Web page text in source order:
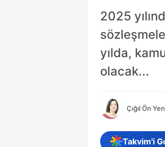
2025
yılda,
olacak...
Çığıl Ön
Takvim'i